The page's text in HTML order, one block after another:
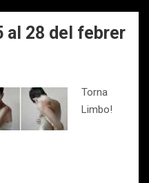
al 28 del febrer
Torna
Limbo!